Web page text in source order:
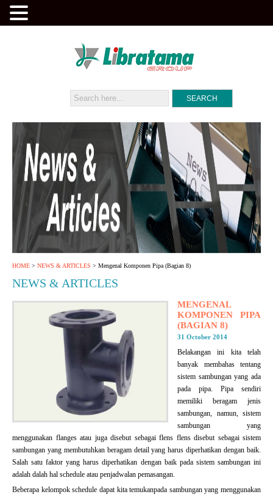
HOME > NEWS & ARTICLES > Mengenal Komponen Pipa (Bagian 8)
NEWS & ARTICLES
MENGENAL
KOMPONEN PIPA
(BAGIAN 8)
31 October 2014
Belakangan ini kita telah
banyak membahas tentang
sistem sambungan yang ada
pada pipa. Pipa sendiri
memiliki beragam jenis
sambungan, namun, sistem
sambungan yang
menggunakan flanges atau juga disebut sebagai flens flens disebut sebagai sistem
sambungan yang membutuhkan beragam detail yang harus diperhatikan dengan baik.
Salah satu faktor yang harus diperhatikan dengan baik pada sistem sambungan ini
adalah dalah hal schedule atau penjadwalan pemasangan.
Beberapa kelompok schedule dapat kita temukanpada sambungan yang menggunakan